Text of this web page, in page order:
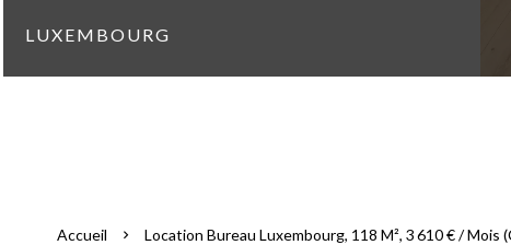
LUXEMBOURG
Accueil Location Bureau Luxembourg, 118 M², 3 610 € / Mois